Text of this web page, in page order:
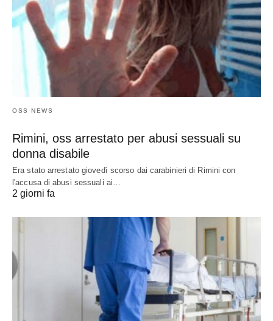
OSS NEWS
Rimini, oss arrestato per abusi sessuali su
donna disabile
Era stato arrestato giovedì scorso dai carabinieri di Rimini con
l'accusa di abusi sessuali ai…
2 giorni fa